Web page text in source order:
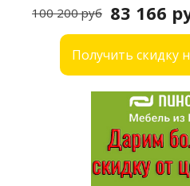
83 166
100 200 руб
Получить скидку